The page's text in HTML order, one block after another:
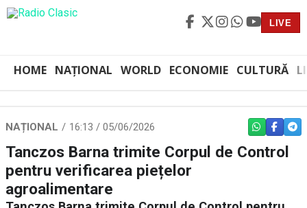
LIVE
HOME NAȚIONAL WORLD ECONOMIE CULTURĂ
NAȚIONAL 16:13 / 05/06/2026 WHATSAPP
Tanczos Barna trimite Corpul de Control
pentru verificarea piețelor
agroalimentare